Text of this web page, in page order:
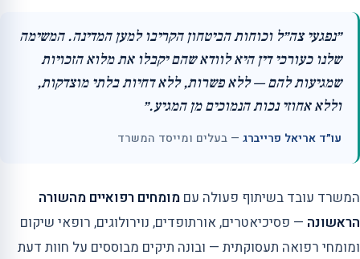
״נפגעי צה״ל וכוחות הביטחון הקריבו למען המדינה. המשימה
שלנו כעורכי דין היא לוודא שהם יקבלו את מלוא הזכויות
שמגיעות להם — ללא פשרות, ללא דחיות בלתי מוצדקות,
וללא אחוזי נכות הנמוכים מן המגיע.״
עו״ד אריאל פרייברג — בעלים ומייסד המשרד
המשרד עובד בשיתוף פעולה עם מומחים רפואיים מהשורה
הראשונה — פסיכיאטרים, אורתופדים, נוירולוגים, רופאי שיקום
ומומחי רפואה תעסוקתית — ובונה תיקים מבוססים על חוות דעת